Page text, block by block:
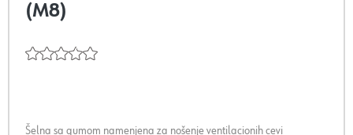
(M8)
Šelna sa gumom namenjena za nošenje ventilacionih cevi